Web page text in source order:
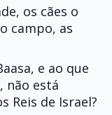
os cães o
campo, as
e ao que
não está
Reis de Israel?